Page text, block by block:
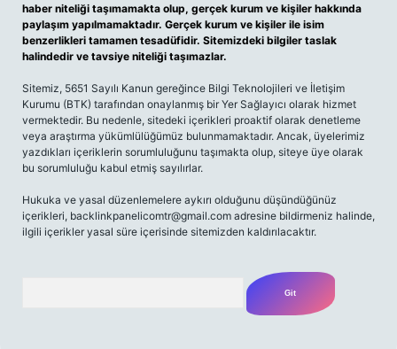
haber niteliği taşımamakta olup, gerçek kurum ve kişiler hakkında
paylaşım yapılmamaktadır. Gerçek kurum ve kişiler ile isim
benzerlikleri tamamen tesadüfidir. Sitemizdeki bilgiler taslak
halindedir ve tavsiye niteliği taşımazlar.
Sitemiz, 5651 Sayılı Kanun gereğince Bilgi Teknolojileri ve İletişim
Kurumu (BTK) tarafından onaylanmış bir Yer Sağlayıcı olarak hizmet
vermektedir. Bu nedenle, sitedeki içerikleri proaktif olarak denetleme
veya araştırma yükümlülüğümüz bulunmamaktadır. Ancak, üyelerimiz
yazdıkları içeriklerin sorumluluğunu taşımakta olup, siteye üye olarak
bu sorumluluğu kabul etmiş sayılırlar.
Hukuka ve yasal düzenlemelere aykırı olduğunu düşündüğünüz
içerikleri, backlinkpanelicomtr@gmail.com adresine bildirmeniz halinde,
ilgili içerikler yasal süre içerisinde sitemizden kaldırılacaktır.